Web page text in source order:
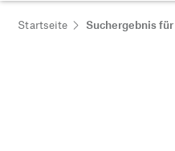
Startseite Suchergebnis